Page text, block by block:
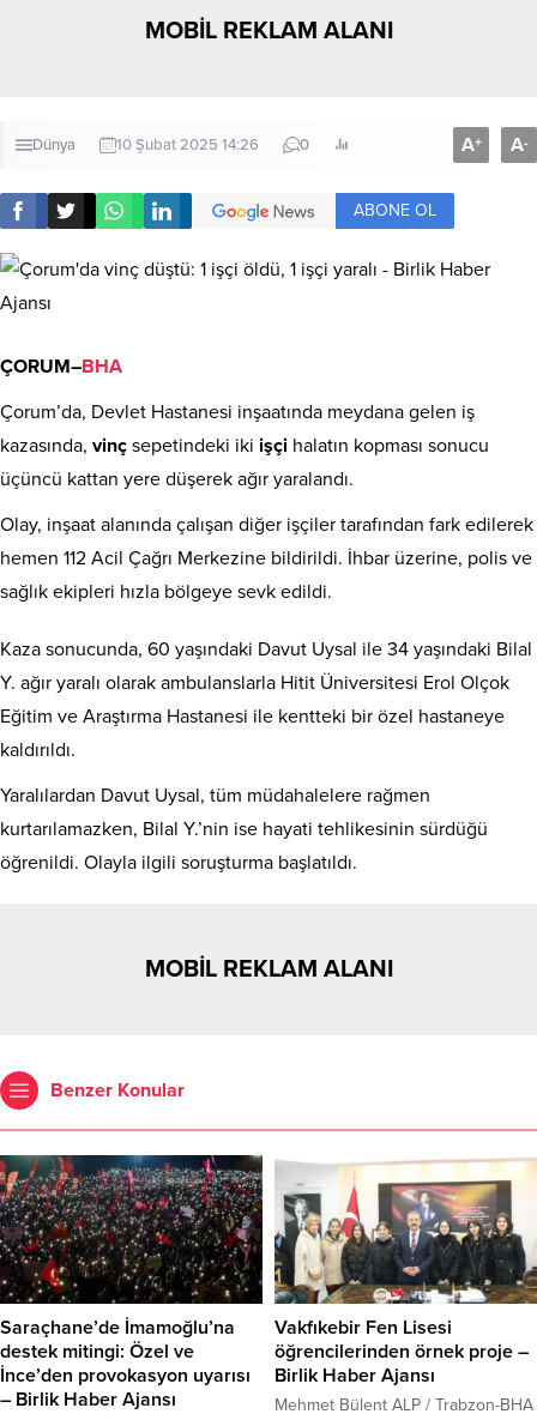
MOBİL REKLAM ALANI
Dünya 10 Şubat 2025 14:26 0 A+ A-
ABONE OL
ÇORUM–BHA
Çorum’da, Devlet Hastanesi inşaatında meydana gelen iş
kazasında, vinç sepetindeki iki işçi halatın kopması sonucu
üçüncü kattan yere düşerek ağır yaralandı.
Olay, inşaat alanında çalışan diğer işçiler tarafından fark edilerek
hemen 112 Acil Çağrı Merkezine bildirildi. İhbar üzerine, polis ve
sağlık ekipleri hızla bölgeye sevk edildi.
Kaza sonucunda, 60 yaşındaki Davut Uysal ile 34 yaşındaki Bilal
Y. ağır yaralı olarak ambulanslarla Hitit Üniversitesi Erol Olçok
Eğitim ve Araştırma Hastanesi ile kentteki bir özel hastaneye
kaldırıldı.
Yaralılardan Davut Uysal, tüm müdahalelere rağmen
kurtarılamazken, Bilal Y.’nin ise hayati tehlikesinin sürdüğü
öğrenildi. Olayla ilgili soruşturma başlatıldı.
MOBİL REKLAM ALANI
Benzer Konular
Saraçhane’de İmamoğlu’na
destek mitingi: Özel ve
İnce’den provokasyon uyarısı
– Birlik Haber Ajansı
Vakfıkebir Fen Lisesi
öğrencilerinden örnek proje –
Birlik Haber Ajansı
Mehmet Bülent ALP / Trabzon-BHA